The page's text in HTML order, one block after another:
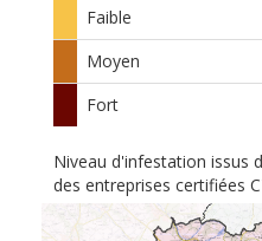
Faible
Moyen
Fort
Niveau d'infestation issus
des entreprises certifiées